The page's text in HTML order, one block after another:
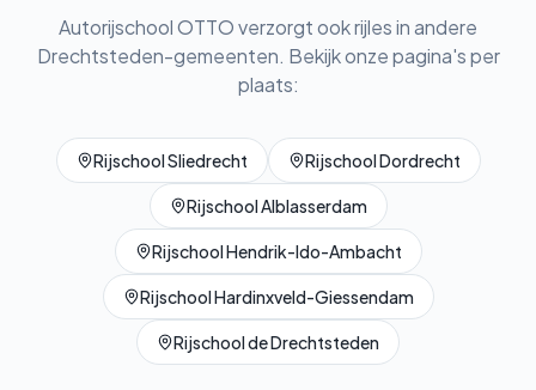
Autorijschool OTTO verzorgt ook rijles in andere
Drechtsteden-gemeenten. Bekijk onze pagina's per
plaats:
RijschoolSliedrecht RijschoolDordrecht
RijschoolAlblasserdam
RijschoolHendrik-Ido-Ambacht
RijschoolHardinxveld-Giessendam
Rijschoolde Drechtsteden